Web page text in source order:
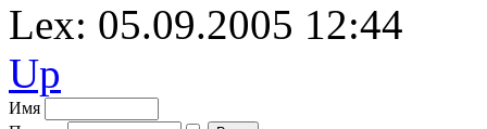
Lex: 05.09.2005 12:44
Up
Имя